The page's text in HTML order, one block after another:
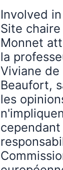
Involved
Site chaire
Monnet
la
Viviane de
Beaufort,
les
cependant